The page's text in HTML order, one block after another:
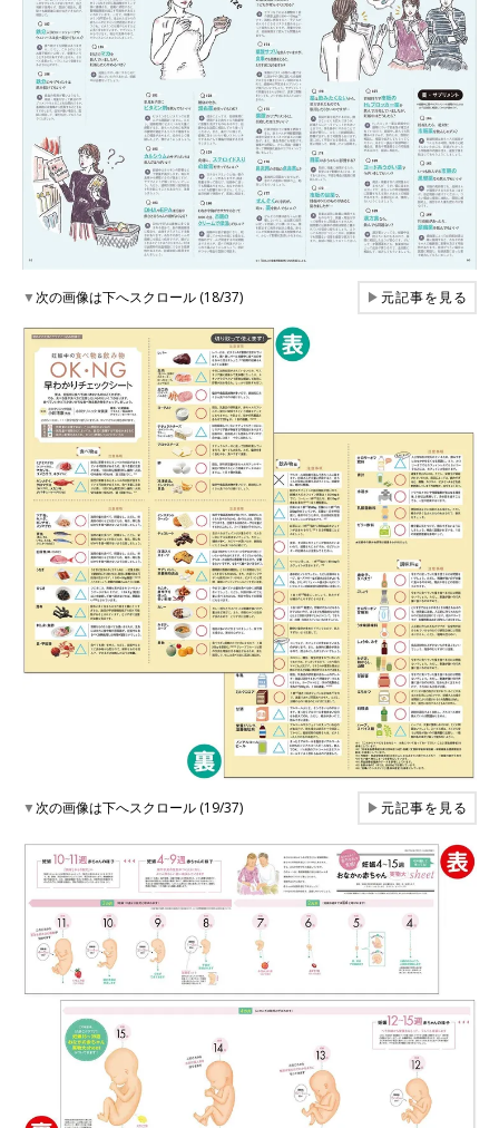
▼次の画像は下へスクロール (18/37) ▶元記事を見る
▼次の画像は下へスクロール (19/37) ▶元記事を見る